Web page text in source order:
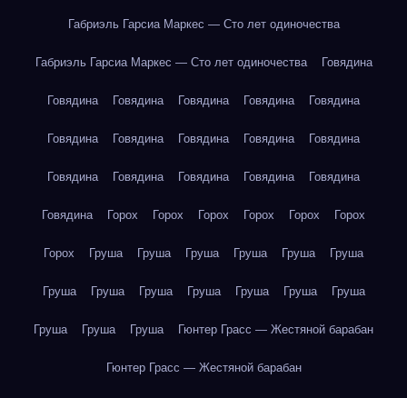
Габриэль Гарсиа Маркес — Сто лет одиночества
Габриэль Гарсиа Маркес — Сто лет одиночества Говядина
Говядина Говядина Говядина Говядина Говядина
Говядина Говядина Говядина Говядина Говядина
Говядина Говядина Говядина Говядина Говядина
Говядина Горох Горох Горох Горох Горох Горох
Горох Груша Груша Груша Груша Груша Груша
Груша Груша Груша Груша Груша Груша Груша
Груша Груша Груша Гюнтер Грасс — Жестяной барабан
Гюнтер Грасс — Жестяной барабан